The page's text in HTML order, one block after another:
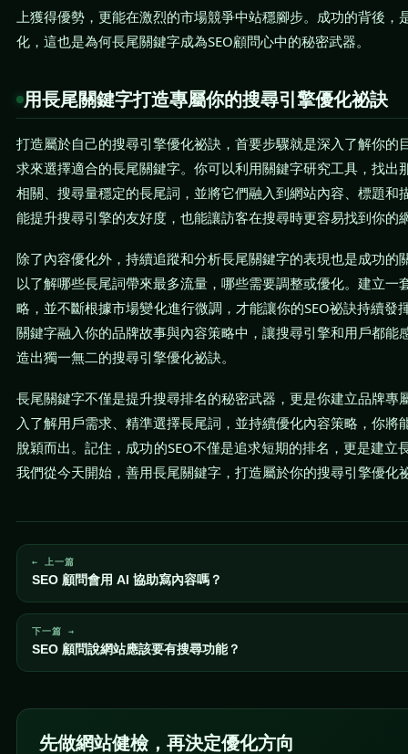
上獲得優勢，更能在激烈的市場競爭中站穩腳步。成功的背後，
化，這也是為何長尾關鍵字成為SEO顧問心中的秘密武器。
用長尾關鍵字打造專屬你的搜尋引擎優化祕訣
打造屬於自己的搜尋引擎優化祕訣，首要步驟就是深入了解你的
求來選擇適合的長尾關鍵字。你可以利用關鍵字研究工具，找出
相關、搜尋量穩定的長尾詞，並將它們融入到網站內容、標題和
能提升搜尋引擎的友好度，也能讓訪客在搜尋時更容易找到你的
除了內容優化外，持續追蹤和分析長尾關鍵字的表現也是成功的
以了解哪些長尾詞帶來最多流量，哪些需要調整或優化。建立一
略，並不斷根據市場變化進行微調，才能讓你的SEO祕訣持續發
關鍵字融入你的品牌故事與內容策略中，讓搜尋引擎和用戶都能
造出獨一無二的搜尋引擎優化祕訣。
長尾關鍵字不僅是提升搜尋排名的秘密武器，更是你建立品牌專
入了解用戶需求、精準選擇長尾詞，並持續優化內容策略，你將
脫穎而出。記住，成功的SEO不僅是追求短期的排名，更是建立
我們從今天開始，善用長尾關鍵字，打造屬於你的搜尋引擎優化
← 上一篇
SEO 顧問會用 AI 協助寫內容嗎？
下一篇 →
SEO 顧問說網站應該要有搜尋功能？
先做網站健檢，再決定優化方向